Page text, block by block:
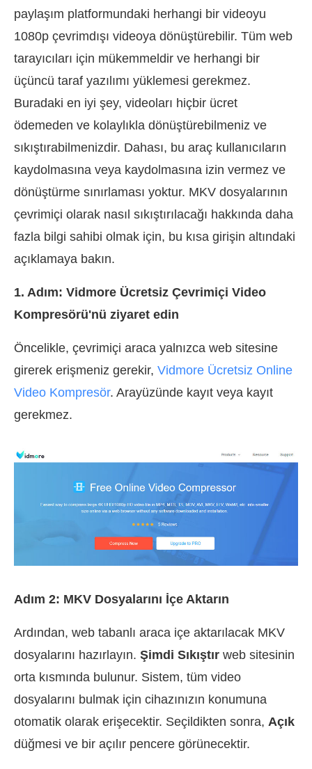
paylaşım platformundaki herhangi bir videoyu
1080p çevrimdışı videoya dönüştürebilir. Tüm web
tarayıcıları için mükemmeldir ve herhangi bir
üçüncü taraf yazılımı yüklemesi gerekmez.
Buradaki en iyi şey, videoları hiçbir ücret
ödemeden ve kolaylıkla dönüştürebilmeniz ve
sıkıştırabilmenizdir. Dahası, bu araç kullanıcıların
kaydolmasına veya kaydolmasına izin vermez ve
dönüştürme sınırlaması yoktur. MKV dosyalarının
çevrimiçi olarak nasıl sıkıştırılacağı hakkında daha
fazla bilgi sahibi olmak için, bu kısa girişin altındaki
açıklamaya bakın.
1. Adım: Vidmore Ücretsiz Çevrimiçi Video
Kompresörü'nü ziyaret edin
Öncelikle, çevrimiçi araca yalnızca web sitesine
girerek erişmeniz gerekir, Vidmore Ücretsiz Online
Video Kompresör. Arayüzünde kayıt veya kayıt
gerekmez.
Adım 2: MKV Dosyalarını İçe Aktarın
Ardından, web tabanlı araca içe aktarılacak MKV
dosyalarını hazırlayın. Şimdi Sıkıştır web sitesinin
orta kısmında bulunur. Sistem, tüm video
dosyalarını bulmak için cihazınızın konumuna
otomatik olarak erişecektir. Seçildikten sonra, Açık
düğmesi ve bir açılır pencere görünecektir.